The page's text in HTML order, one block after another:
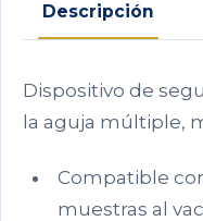
Descripción
Dispositivo de
la aguja múltiple,
Compatible
muestras al